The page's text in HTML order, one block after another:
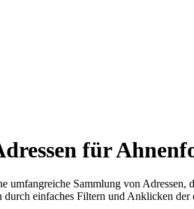
für
Sammlung von
einfaches Filtern und Anklicken der